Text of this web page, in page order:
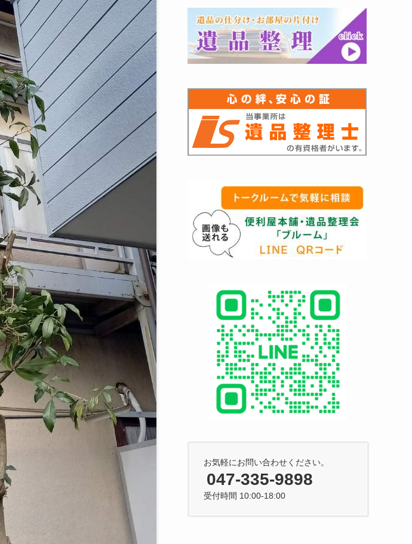
お気軽にお問い合わせください。
047-335-9898
受付時間 10:00-18:00